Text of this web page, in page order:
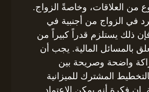
من العلاقات، وخاصةً الزواج.
في الزواج من أجنبية في
ذلك يستلزم قدراً كبيراً من
بالمسائل المالية. يجب أن
واضحة وصريحة بين
المشترك للميزانية
إن فكرة أنه يمكن الاعتماد